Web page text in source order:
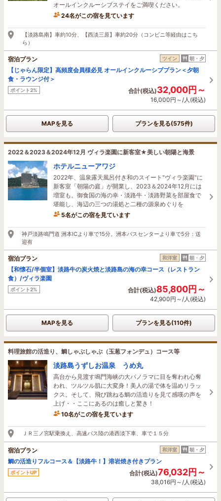
オールインクルーシブステイをご満喫ください。
24名がこの宿を見ています
1時間前に予約されました
【淡路島南】車約10分、【西淡三原】車約20分（コンビニ等経由はこち
ら）
宿泊プラン ツイン 朝・夕
【じゃらん限定】高頻度会員様必見 オールインクルーシブプラン＜夕朝
食・ラウンジ付＞
ポイント2% 合計(税込)32,000円～
16,000円～/人(税込)
MAPを見る プランを見る(575件)
2022＆2023＆2024年12月 ヴィラ楽園に新客室★美しい朝陽と海景
ホテルニューアワジ
2022年、温泉露天風呂付き和のスイート"ヴィラ楽園"に
新客室「朝陽の庭」が開業し、2023＆2024年12月には
増室も。御食国の海の幸・淡路牛・淡路野菜を部屋食で
堪能し、海辺の三つの湯処と二種の源泉めぐりを
5名がこの宿を見ています
2時間前に予約されました
神戸淡路鳴門道 洲本ICより車で15分。洲本バスセンターより車で5分：送
迎有
宿泊プラン 和洋室 朝・夕
【和懐石/半個室】淡路牛の炭火焼と淡路島の海の幸コース（レストラン
食）/ヴィラ楽園
ポイント2% 合計(税込)85,800円～
42,900円～/人(税込)
MAPを見る プランを見る(110件)
料理旅館の活造り、鯛しゃぶしゃぶ（玉葱フォンデュ）コース等
淡路島うずしお温泉 うめ丸
高台から見渡す鳴門海峡の大パノラマに目を奪われ心奪
われ、ツルツル肌に大変身！美人の湯で体を温めリラッ
クス。そして、飛び跳ねる鯛の活造りを見て感嘆の声を
上げ・・ここにあるのは癒しと驚き！
10名がこの宿を見ています
21分前に予約されました
ＪＲ三ノ宮駅乗換え、高速バス陸の港西淡下車、車で１５分
宿泊プラン 和洋室 朝・夕
鯛の活造りフルコース＆【淡路牛！】溶岩焼き付きプラン
ポイントUP 合計(税込)76,032円～
38,016円～/人(税込)